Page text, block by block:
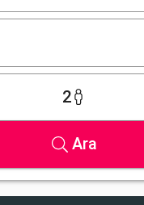
2
Ara